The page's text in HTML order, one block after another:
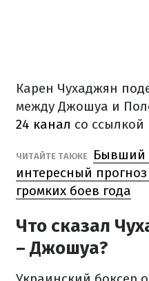
Карен Чухаджян
между Джошуа и
24 канал со ссылкой
ЧИТАЙТЕ ТАКЖЕ
Бывший
интересный
громких боев года
Что сказал
– Джошуа?